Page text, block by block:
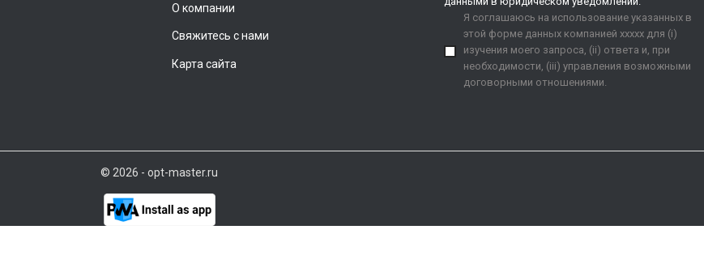
О компании
Свяжитесь с нами
Карта сайта
Я соглашаюсь на использование указанных в
этой форме данных компанией xxxxx для (i)
изучения моего запроса, (ii) ответа и, при
необходимости, (iii) управления возможными
договорными отношениями.
© 2026 - opt-master.ru